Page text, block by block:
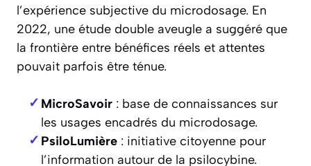
l’expérience subjective du microdosage. En
2022, une étude double aveugle a suggéré que
la frontière entre bénéfices réels et attentes
pouvait parfois être ténue.
MicroSavoir: base de connaissances sur
les usages encadrés du microdosage.
PsiloLumière: initiative citoyenne pour
l’information autour de la psilocybine.